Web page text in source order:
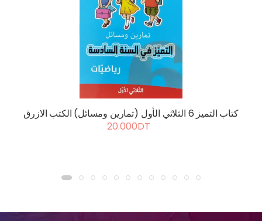
كتاب التميز 6 الثلاثي الأول (تمارين ومسائل) الكتب الازرق
20.000DT